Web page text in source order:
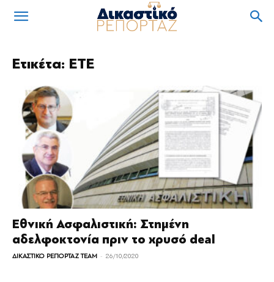
Ετικέτα: ΕΤΕ
Εθνική Ασφαλιστική: Στημένη
αδελφοκτονία πριν το χρυσό deal
ΔΙΚΑΣΤΙΚΟ ΡΕΠΟΡΤΑΖ TEAM - 26/10/2020